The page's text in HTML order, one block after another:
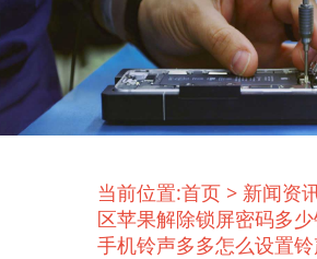
当前位置:首页 > 新闻资
区苹果解除锁屏密码多
手机铃声多多怎么设置铃